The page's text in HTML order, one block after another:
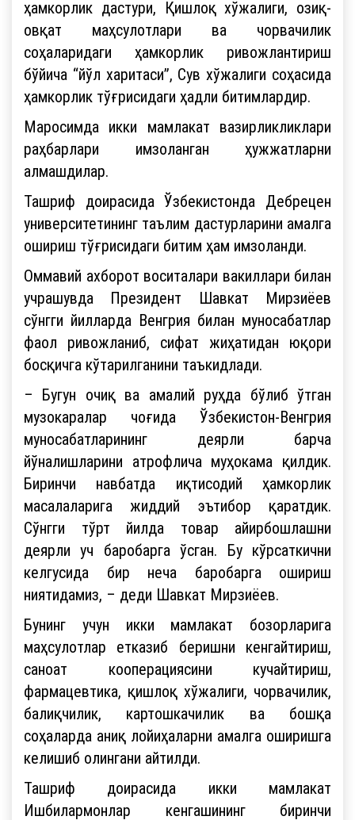
ҳамкорлик дастури, Қишлоқ хўжалиги, озиқ-
овқат маҳсулотлари ва чорвачилик
соҳаларидаги ҳамкорлик ривожлантириш
бўйича “йўл харитаси”, Сув хўжалиги соҳасида
ҳамкорлик тўғрисидаги ҳадли битимлардир.
Маросимда икки мамлакат вазирликликлари
раҳбарлари имзоланган ҳужжатларни
алмашдилар.
Ташриф доирасида Ўзбекистонда Дебрецен
университетининг таълим дастурларини амалга
ошириш тўғрисидаги битим ҳам имзоланди.
Оммавий ахборот воситалари вакиллари билан
учрашувда Президент Шавкат Мирзиёев
сўнгги йилларда Венгрия билан муносабатлар
фаол ривожланиб, сифат жиҳатидан юқори
босқичга кўтарилганини таъкидлади.
– Бугун очиқ ва амалий руҳда бўлиб ўтган
музокаралар чоғида Ўзбекистон-Венгрия
муносабатларининг деярли барча
йўналишларини атрофлича муҳокама қилдик.
Биринчи навбатда иқтисодий ҳамкорлик
масалаларига жиддий эътибор қаратдик.
Сўнгги тўрт йилда товар айирбошлашни
деярли уч баробарга ўсган. Бу кўрсаткични
келгусида бир неча баробарга ошириш
ниятидамиз, – деди Шавкат Мирзиёев.
Бунинг учун икки мамлакат бозорларига
маҳсулотлар етказиб беришни кенгайтириш,
саноат кооперациясини кучайтириш,
фармацевтика, қишлоқ хўжалиги, чорвачилик,
балиқчилик, картошкачилик ва бошқа
соҳаларда аниқ лойиҳаларни амалга оширишга
келишиб олингани айтилди.
Ташриф доирасида икки мамлакат
Ишбилармонлар кенгашининг биринчи